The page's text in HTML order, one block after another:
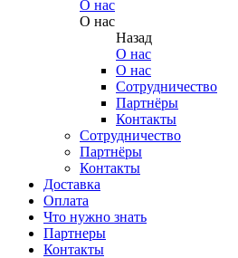
О нас
О нас
Назад
О нас
О нас
Сотрудничество
Партнёры
Контакты
Сотрудничество
Партнёры
Контакты
Доставка
Оплата
Что нужно знать
Партнеры
Контакты